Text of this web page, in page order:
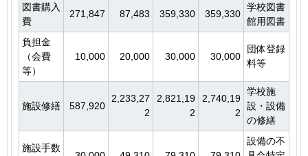
図書購入
費
271,847 87,483 359,330 359,330
学校図書
館用図書
負担金
（会費
等）
10,000 20,000 30,000 30,000
団体登録
料等
施設修繕 587,920
2,233,27
2
2,821,19
2
2,740,19
2
学校施
設・設備
の修繕
施設手数
設備の不